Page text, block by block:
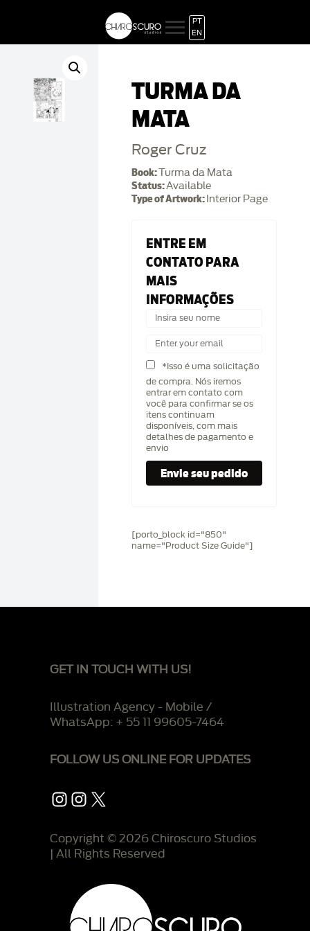
PT
EN
TURMA DA
MATA
Roger Cruz
Book:Turma da Mata
Status:Available
Type of Artwork: Interior Page
ENTRE EM
CONTATO PARA
MAIS
INFORMAÇÕES
*Isso é uma solicitação
de compra. Nós iremos
entrar em contato com
você para confirmar se os
itens continuam
disponíveis, com mais
detalhes de pagamento e
envio
[porto_block id="850"
name="Product Size Guide"]
GET IN TOUCH WITH US!
Illustration Agency - Mobile /
WhatsApp: + 55 11 99605-7464
FOLLOW US ONLINE FOR UPDATES
Instagram
Instagram
X
Copyright © 2026 Chiroscuro Studios
| All Rights Reserved